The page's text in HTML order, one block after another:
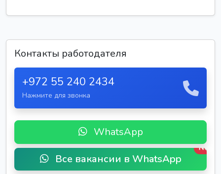
Контакты работодателя
+972 55 240 2434
Нажмите для звонка
WhatsApp
Все вакансии в WhatsApp
New